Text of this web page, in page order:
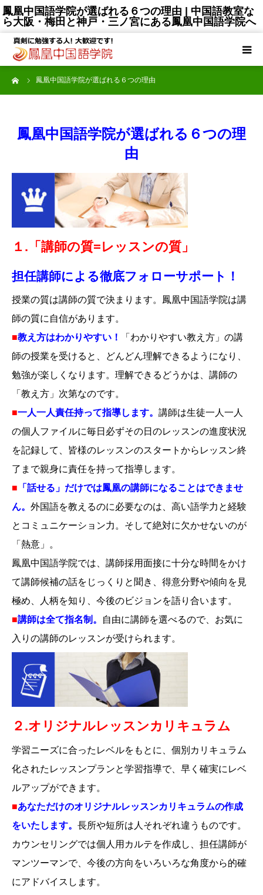
鳳凰中国語学院が選ばれる６つの理由 | 中国語教室な
ら大阪・梅田と神戸・三ノ宮にある鳳凰中国語学院へ
鳳凰中国語学院が選ばれる６つの理由
鳳凰中国語学院が選ばれる６つの理
由
１.「講師の質=レッスンの質」
担任講師による徹底フォローサポート！
授業の質は講師の質で決まります。鳳凰中国語学院は講
師の質に自信があります。
■教え方はわかりやすい！
「わかりやすい教え方」の講
師の授業を受けると、どんどん理解できるようになり、
勉強が楽しくなります。理解できるどうかは、講師の
「教え方」次第なのです。
■一人一人責任持って指導します。 講師は生徒一人一人
の個人ファイルに毎日必ずその日のレッスンの進度状況
を記録して、皆様のレッスンのスタートからレッスン終
了まで親身に責任を持って指導します。
■ 「話せる」だけでは鳳凰の講師になることはできませ
ん。 外国語を教えるのに必要なのは、高い語学力と経験
とコミュニケーション力。そして絶対に欠かせないのが
「熱意」。
鳳凰中国語学院では、講師採用面接に十分な時間をかけ
て講師候補の話をじっくりと聞き、得意分野や傾向を見
極め、人柄を知り、今後のビジョンを語り合います。
■講師は全て指名制。
自由に講師を選べるので、お気に
入りの講師のレッスンが受けられます。
２.オリジナルレッスンカリキュラム
学習ニーズに合ったレベルをもとに、個別カリキュラム
化されたレッスンプランと学習指導で、早く確実にレベ
ルアップができます。
■あなただけのオリジナルレッスンカリキュラムの作成
をいたします。 長所や短所は人それぞれ違うものです。
カウンセリングでは個人用カルテを作成し、担任講師が
マンツーマンで、今後の方向をいろいろな角度から的確
にアドバイスします。
TOP
選ばれる理由
講師陣
受講生の声
大阪梅田校
神戸三宮校
ブログ
お問い合せ